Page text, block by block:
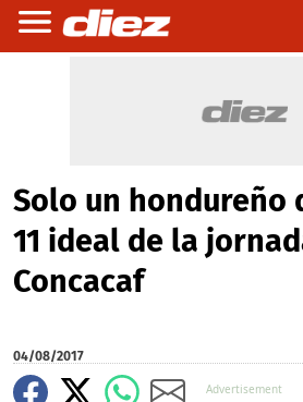
Solo un hondureño
11 ideal de la
Concacaf
04/08/2017